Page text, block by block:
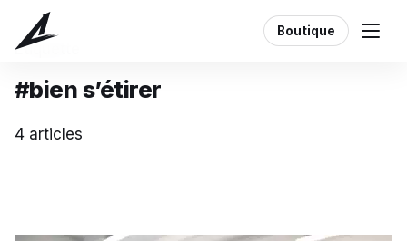
Boutique
Étiquette
#bien s’étirer
4 articles